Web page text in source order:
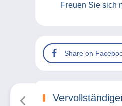
Freuen Sie sich
Share on